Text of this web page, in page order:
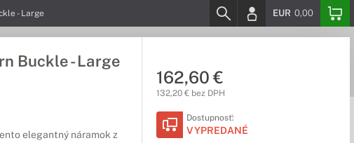
- Large EUR 0,00
Buckle - Large
elegantný náramok z
162,60 €
132,20 € bez DPH
Dostupnosť:
VYPREDANÉ